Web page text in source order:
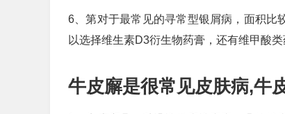
6、第对于最常见的寻常型银屑病，面积比
以选择维生素D3衍生物药膏，还有维甲酸类
牛皮廨是很常见皮肤病,牛